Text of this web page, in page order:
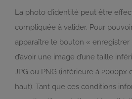
La photo d’identité peut être
compliquée à valider. Pour
apparaître le bouton « enregistrer
d’avoir une image d’une taille
JPG ou PNG (inférieure à 2000px
haut). Tant que ces conditions